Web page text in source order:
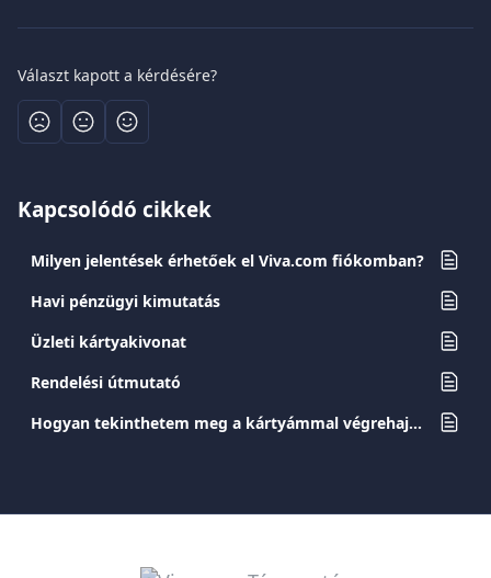
Választ kapott a kérdésére?
Kapcsolódó cikkek
Milyen jelentések érhetőek el Viva.com fiókomban?
Havi pénzügyi kimutatás
Üzleti kártyakivonat
Rendelési útmutató
Hogyan tekinthetem meg a kártyámmal végrehajtott tranzakciókat?